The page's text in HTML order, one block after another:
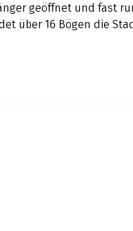
geöffnet und fast
über 16 Bögen die